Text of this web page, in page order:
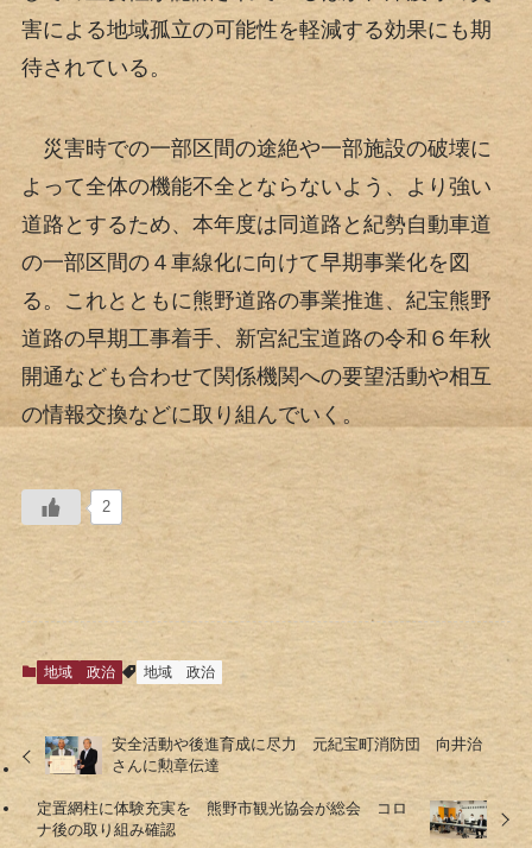
害による地域孤立の可能性を軽減する効果にも期
待されている。
災害時での一部区間の途絶や一部施設の破壊に
よって全体の機能不全とならないよう、より強い
道路とするため、本年度は同道路と紀勢自動車道
の一部区間の４車線化に向けて早期事業化を図
る。これとともに熊野道路の事業推進、紀宝熊野
道路の早期工事着手、新宮紀宝道路の令和６年秋
開通なども合わせて関係機関への要望活動や相互
の情報交換などに取り組んでいく。
2
地域 政治 地域 政治
安全活動や後進育成に尽力 元紀宝町消防団 向井治
さんに勲章伝達
定置網柱に体験充実を 熊野市観光協会が総会 コロ
ナ後の取り組み確認